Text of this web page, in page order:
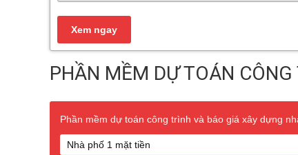
PHẦN MỀM DỰ TOÁN CÔNG
Phần mềm dự toán công trình và báo giá xây dựng